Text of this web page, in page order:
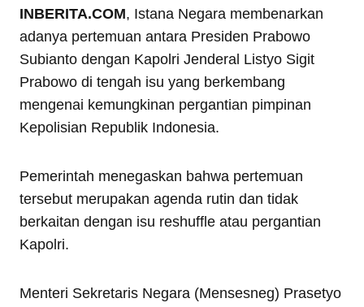
INBERITA.COM, Istana Negara membenarkan
adanya pertemuan antara Presiden Prabowo
Subianto dengan Kapolri Jenderal Listyo Sigit
Prabowo di tengah isu yang berkembang
mengenai kemungkinan pergantian pimpinan
Kepolisian Republik Indonesia.
Pemerintah menegaskan bahwa pertemuan
tersebut merupakan agenda rutin dan tidak
berkaitan dengan isu reshuffle atau pergantian
Kapolri.
Menteri Sekretaris Negara (Mensesneg) Prasetyo